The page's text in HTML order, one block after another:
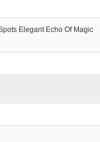
Elegant Echo Of Magic